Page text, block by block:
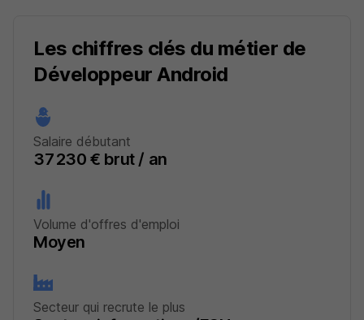
Les chiffres clés du métier de
Développeur Android
Salaire débutant
37 230 € brut / an
Volume d'offres d'emploi
Moyen
Secteur qui recrute le plus